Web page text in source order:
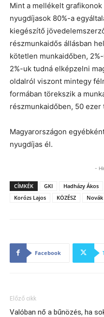
Mint a mellékelt
nyugdíjasok 80%-a
kiegészítő
részmunkaidős állásban
kötetlen munkaidőben,
2%-uk tudná elképzelni
oldalról viszont mintegy
formában törekszik a
részmunkaidőben, 50
Magyarországon
nyugdíjas él.
-
CÍMKÉK GKI Hadházy Ákos
Korózs Lajos
KÖZÉSZ
Facebook
Előző cikk
Valóban nő a bűnözés, ha